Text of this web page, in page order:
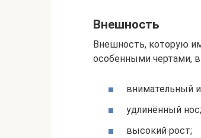
Внешность
Внешность, которую
особенными чертами,
внимательный
удлинённый нос;
высокий рост;